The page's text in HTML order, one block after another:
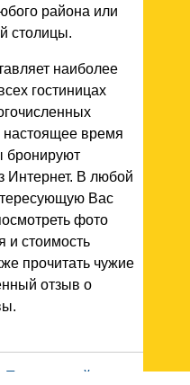
района или
столицы.
наиболее
гостиницах
настоящее время
бронируют
Интернет. В любой
Вас
фото
и стоимость
прочитать чужие
отзыв о
Подписывайтесь на наш